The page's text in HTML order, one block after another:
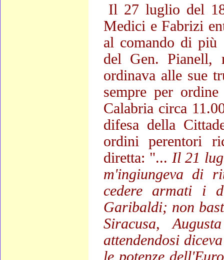
Il 27 luglio del
Medici e Fabrizi
al comando di più
del Gen. Pianell,
ordinava alle sue
sempre per
Calabria circa
difesa della
ordini perentori
diretta: "... Il 21
m'ingiungeva di
cedere armati i
Garibaldi; non
Siracusa,
attendendosi
le potenze